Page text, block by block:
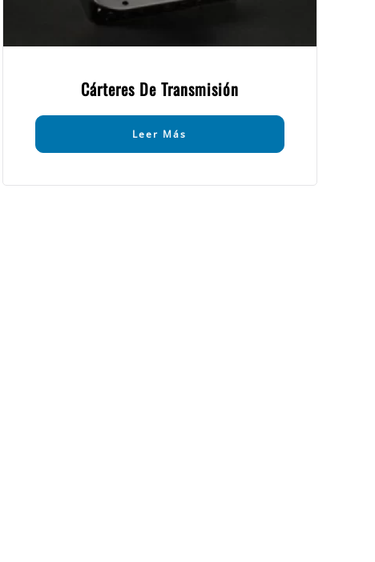
Cárteres De Transmisión
Leer Más